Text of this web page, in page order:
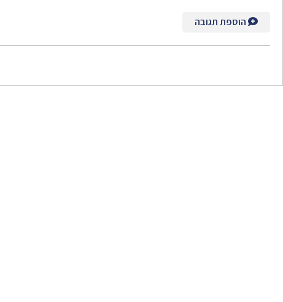
הוספת תגובה